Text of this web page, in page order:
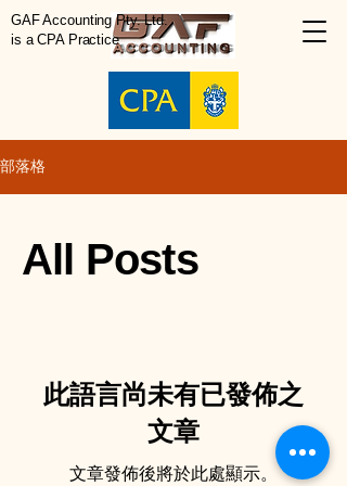
GAF Accounting Pty. Ltd.
is a CPA Practice
部落格
All Posts
此語言尚未有已發佈之
文章
文章發佈後將於此處顯示。